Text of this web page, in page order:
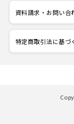
資料請求・お問い合
特定商取引法に基づ